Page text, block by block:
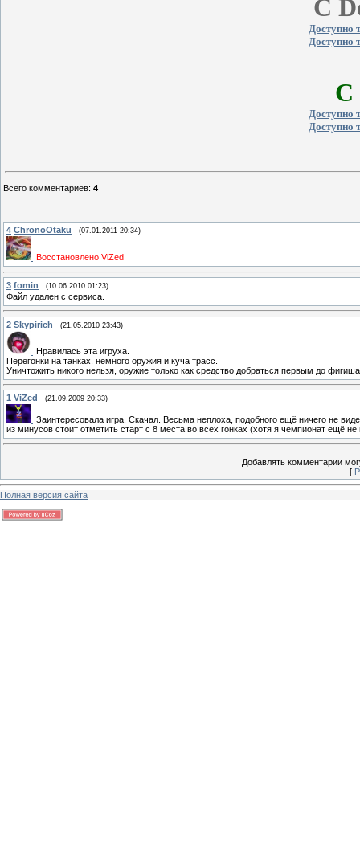
C
Доступно
Доступно
Доступно
Доступно
Всего комментариев: 4
4 ChronoOtaku (07.01.2011 20:34)
Восстановлено ViZed
3 fomin (10.06.2010 01:23)
Файл удален с сервиса.
2 Skypirich (21.05.2010 23:43)
Нравилась эта игруха.
Перегонки на танках. немного оружия и куча трасс.
Уничтожить никого нельзя, оружие только как средство добраться первым до фигиша
1 ViZed (21.09.2009 20:33)
Заинтересовала игра. Скачал. Весьма неплоха, подобного ещё ничего не
из минусов стоит отметить старт с 8 места во всех гонках (хотя я чемпионат ещё
Добавлять комментарии
[
Полная версия сайта